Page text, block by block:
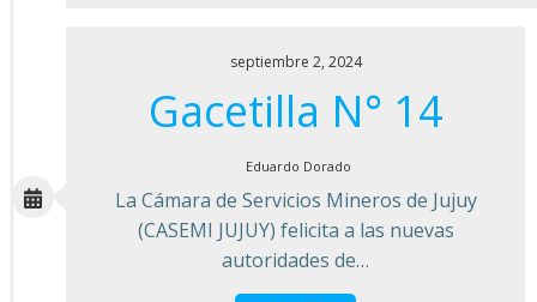
septiembre 2, 2024
Gacetilla N° 14
Eduardo Dorado
La Cámara de Servicios Mineros de Jujuy
(CASEMI JUJUY) felicita a las nuevas
autoridades de…